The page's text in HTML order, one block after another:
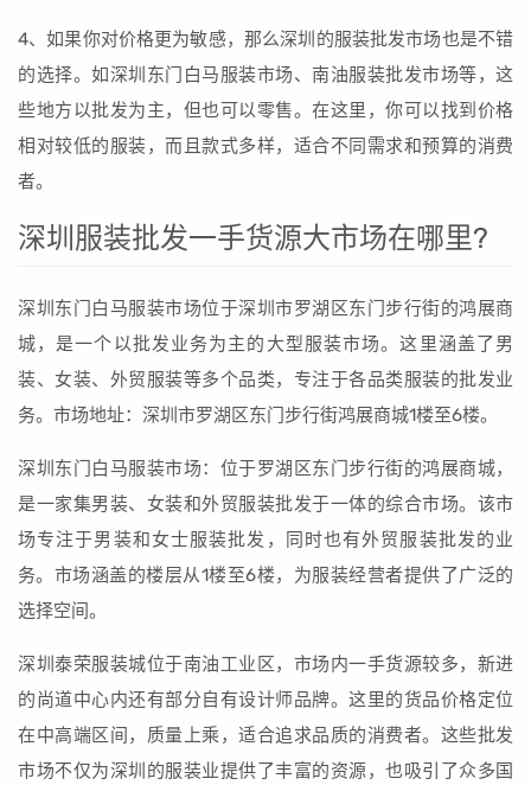
4、如果你对价格更为敏感，那么深圳的服装批发市场也是不错
的选择。如深圳东门白马服装市场、南油服装批发市场等，这
些地方以批发为主，但也可以零售。在这里，你可以找到价格
相对较低的服装，而且款式多样，适合不同需求和预算的消费
者。
深圳服装批发一手货源大市场在哪里?
深圳东门白马服装市场位于深圳市罗湖区东门步行街的鸿展商
城，是一个以批发业务为主的大型服装市场。这里涵盖了男
装、女装、外贸服装等多个品类，专注于各品类服装的批发业
务。市场地址：深圳市罗湖区东门步行街鸿展商城1楼至6楼。
深圳东门白马服装市场：位于罗湖区东门步行街的鸿展商城，
是一家集男装、女装和外贸服装批发于一体的综合市场。该市
场专注于男装和女士服装批发，同时也有外贸服装批发的业
务。市场涵盖的楼层从1楼至6楼，为服装经营者提供了广泛的
选择空间。
深圳泰荣服装城位于南油工业区，市场内一手货源较多，新进
的尚道中心内还有部分自有设计师品牌。这里的货品价格定位
在中高端区间，质量上乘，适合追求品质的消费者。这些批发
市场不仅为深圳的服装业提供了丰富的资源，也吸引了众多国